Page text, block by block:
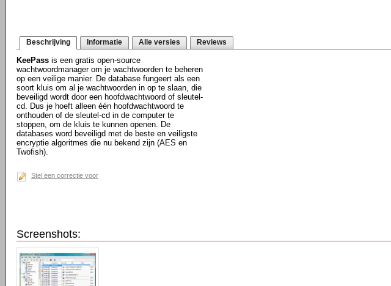
Beschrijving Informatie Alle versies Reviews
KeePass is een gratis open-source
wachtwoordmanager om je wachtwoorden te beheren
op een veilige manier. De database fungeert als een
soort kluis om al je wachtwoorden in op te slaan, die
beveiligd wordt door een hoofdwachtwoord of sleutel-
cd. Dus je hoeft alleen één hoofdwachtwoord te
onthouden of de sleutel-cd in de computer te
stoppen, om de kluis te kunnen openen. De
databases word beveiligd met de beste en veiligste
encryptie algoritmes die nu bekend zijn (AES en
Twofish).
Stel een correctie voor
Screenshots: